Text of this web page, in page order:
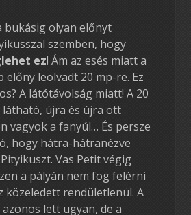
bukásig olyan előnyt
szemben, hogy
ez! Ám az esés miatt a
előny leolvadt 20 mp-re. Ez
A látótávolság miatt! A 20
látható, újra és újra ott
vagyok a fanyúl… És persze
hogy hátra-hátranézve
Vas Petit végig
a pályán nem fog felérni
közeledett rendületlenül. A
lett ugyan, de a